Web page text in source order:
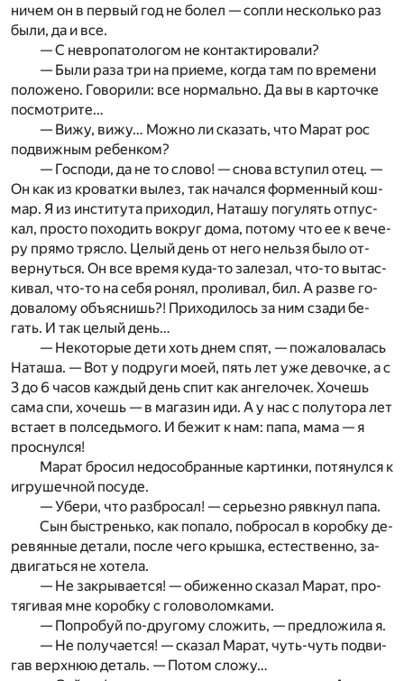
ни­чем он в пер­вый год не бо­лел — соп­ли не­сколь­ко раз
были, да и все.
— С нев­ро­па­то­ло­гом не кон­так­ти­ро­ва­ли?
— Были раза три на при­е­ме, ко­гда там по вре­ме­ни
по­ло­же­но. Го­во­ри­ли: все нор­маль­но. Да вы в кар­точ­ке
по­смот­ри­те…
— Вижу, вижу… Мож­но ли ска­зать, что Ма­рат рос
по­движ­ным ре­бен­ком?
— Гос­по­ди, да не то сло­во! — сно­ва всту­пил отец. —
Он как из кро­ват­ки вы­лез, так на­чал­ся фор­мен­ный кош­
мар. Я из ин­сти­ту­та при­хо­дил, На­та­шу по­гу­лять от­пус­
кал, про­сто по­хо­дить во­круг дома, по­то­му что ее к ве­че­
ру пря­мо тря­сло. Це­лый день от него не­льзя было от­
вер­нуть­ся. Он все вре­мя куда-то за­ле­зал, что-то вы­тас­
ки­вал, что-то на себя ро­нял, про­ли­вал, бил. А раз­ве го­
до­ва­ло­му объ­яс­нишь?! При­хо­ди­лось за ним сза­ди бе­
гать. И так це­лый день…
— Не­ко­то­рые дети хоть днем спят, — по­жа­ло­ва­лась
На­та­ша. — Вот у по­дру­ги моей, пять лет уже де­воч­ке, а с
3 до 6 ча­сов каж­дый день спит как ан­ге­ло­чек. Хо­чешь
сама спи, хо­чешь — в ма­га­зин иди. А у нас с по­лу­то­ра лет
вста­ет в пол­седь­мо­го. И бе­жит к нам: папа, мама — я
про­снул­ся!
Ма­рат бро­сил не­до­со­бран­ные кар­тин­ки, по­тя­нул­ся к
иг­ру­шеч­ной по­су­де.
— Убе­ри, что раз­бро­сал! — се­рьез­но рявк­нул папа.
Сын бы­стрень­ко, как по­па­ло, по­бро­сал в ко­роб­ку де­
ре­вян­ные де­та­ли, по­сле чего крыш­ка, есте­ствен­но, за­
дви­гать­ся не хо­те­ла.
— Не за­кры­ва­ет­ся! — оби­жен­но ска­зал Ма­рат, про­
тя­ги­вая мне ко­роб­ку с го­ло­во­лом­ка­ми.
— По­про­буй по-дру­го­му сло­жить, — пред­ло­жи­ла я.
— Не по­лу­ча­ет­ся! — ска­зал Ма­рат, чуть-чуть по­дви­
гав верх­нюю де­таль. — По­том сло­жу…